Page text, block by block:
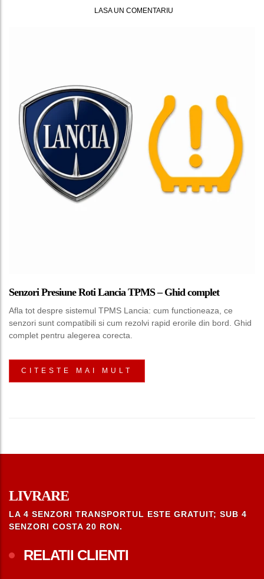
LASA UN COMENTARIU
Senzori Presiune Roti Lancia TPMS – Ghid complet
Afla tot despre sistemul TPMS Lancia: cum functioneaza, ce
senzori sunt compatibili si cum rezolvi rapid erorile din bord. Ghid
complet pentru alegerea corecta.
CITESTE MAI MULT
LIVRARE
LA 4 SENZORI TRANSPORTUL ESTE GRATUIT; SUB 4
SENZORI COSTA 20 RON.
RELATII CLIENTI